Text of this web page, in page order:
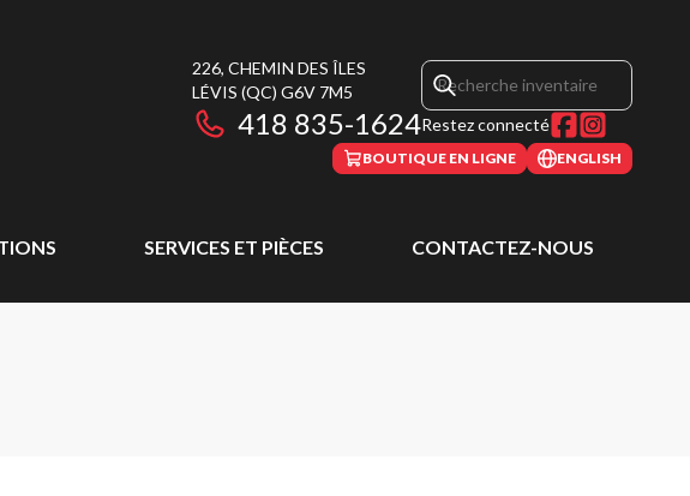
226, CHEMIN DES ÎLES
LÉVIS (QC) G6V 7M5
418 835-1624Restez connecté
BOUTIQUE EN LIGNE ENGLISH
SERVICES ET PIÈCES CONTACTEZ-NOUS